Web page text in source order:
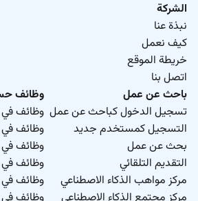
الشركة
نبذة عنا
كيف نعمل
خريطة الموقع
اتصل بنا
باحث عن عمل
تسجيل الدخول كباحث عن عمل
التسجيل كمستخدم جديد
بحث عن عمل
التقديم التلقائي
مركز مواهب الذكاء الاصطناعي
وظائف
وظائف
وظائف
وظائف
وظائف في
وظائف